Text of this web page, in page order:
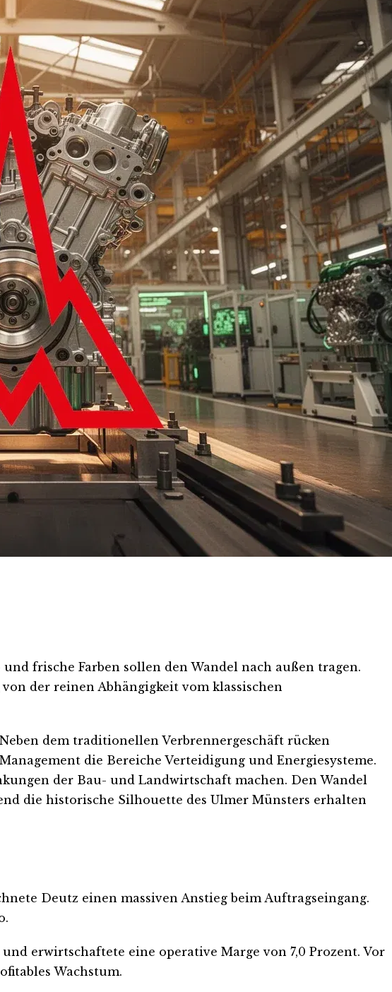
frische Farben sollen den Wandel nach außen tragen.
der reinen Abhängigkeit vom klassischen
dem traditionellen Verbrennergeschäft rücken
die Bereiche Verteidigung und Energiesysteme.
der Bau- und Landwirtschaft machen. Den Wandel
die historische Silhouette des Ulmer Münsters erhalten
Deutz einen massiven Anstieg beim Auftragseingang.
erwirtschaftete eine operative Marge von 7,0 Prozent. Vor
Wachstum.